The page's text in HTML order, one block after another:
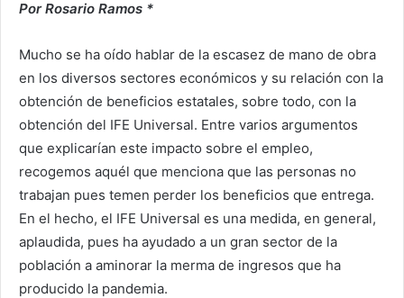
Por Rosario Ramos *
Mucho se ha oído hablar de la escasez de mano de obra
en los diversos sectores económicos y su relación con la
obtención de beneficios estatales, sobre todo, con la
obtención del IFE Universal. Entre varios argumentos
que explicarían este impacto sobre el empleo,
recogemos aquél que menciona que las personas no
trabajan pues temen perder los beneficios que entrega.
En el hecho, el IFE Universal es una medida, en general,
aplaudida, pues ha ayudado a un gran sector de la
población a aminorar la merma de ingresos que ha
producido la pandemia.